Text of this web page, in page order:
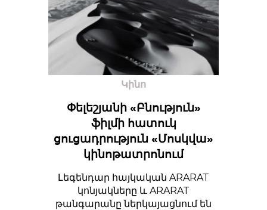
Կինո
Փելեշյանի «Բնություն»
ֆիլմի հատուկ
ցուցադրություն «Մոսկվա»
կինոթատրոնում
Լեգենդար հայկական ARARAT
կոնյակները և ARARAT
թանգարանը ներկայացնում են